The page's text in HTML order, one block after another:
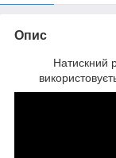
Опис
Натискний